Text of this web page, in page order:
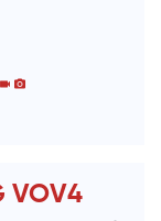
VOV4